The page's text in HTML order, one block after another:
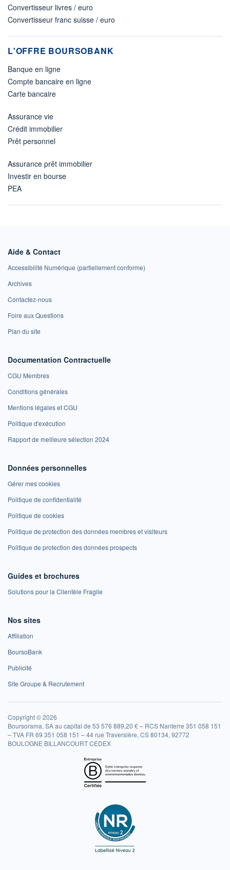
Convertisseur livres / euro
Convertisseur franc suisse / euro
L'OFFRE BOURSOBANK
Banque en ligne
Compte bancaire en ligne
Carte bancaire
Assurance vie
Crédit immobilier
Prêt personnel
Assurance prêt immobilier
Investir en bourse
PEA
Aide & Contact
Accessibilité Numérique (partiellement conforme)
Archives
Contactez-nous
Foire aux Questions
Plan du site
Documentation Contractuelle
CGU Membres
Conditions générales
Mentions légales et CGU
Politique d'exécution
Rapport de meilleure sélection 2024
Données personnelles
Gérer mes cookies
Politique de confidentialité
Politique de cookies
Politique de protection des données membres et visiteurs
Politique de protection des données prospects
Guides et brochures
Solutions pour la Clientèle Fragile
Nos sites
Affiliation
BoursoBank
Publicité
Site Groupe & Recrutement
Copyright © 2026
Boursorama, SA au capital de 53 576 889,20 € – RCS Nanterre 351 058 151
– TVA FR 69 351 058 151 – 44 rue Traversière, CS 80134, 92772
BOULOGNE BILLANCOURT CEDEX